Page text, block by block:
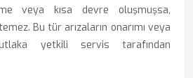
veya kısa devre oluşmuşsa,
Bu tür arızaların onarımı veya
yetkili servis tarafından